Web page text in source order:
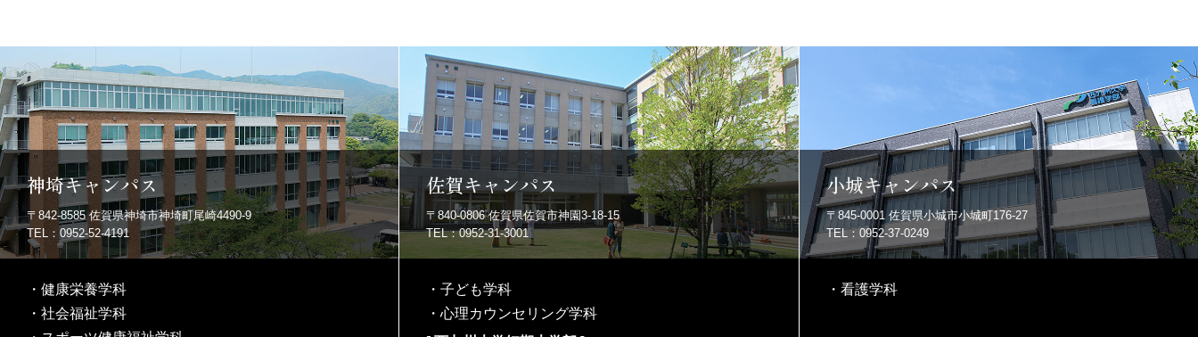
神埼キャンパス
〒842-8585佐賀県神埼市神埼町尾崎4490-9
TEL：0952-52-4191
・ 健康栄養学科
・ 社会福祉学科
佐賀キャンパス
〒840-0806佐賀県佐賀市神園3-18-15
TEL：0952-31-3001
・子ども学科
・心理カウンセリング学科
小城キャンパス
〒845-0001佐賀県小城市小城町176-27
TEL：0952-37-0249
・ 看護学科